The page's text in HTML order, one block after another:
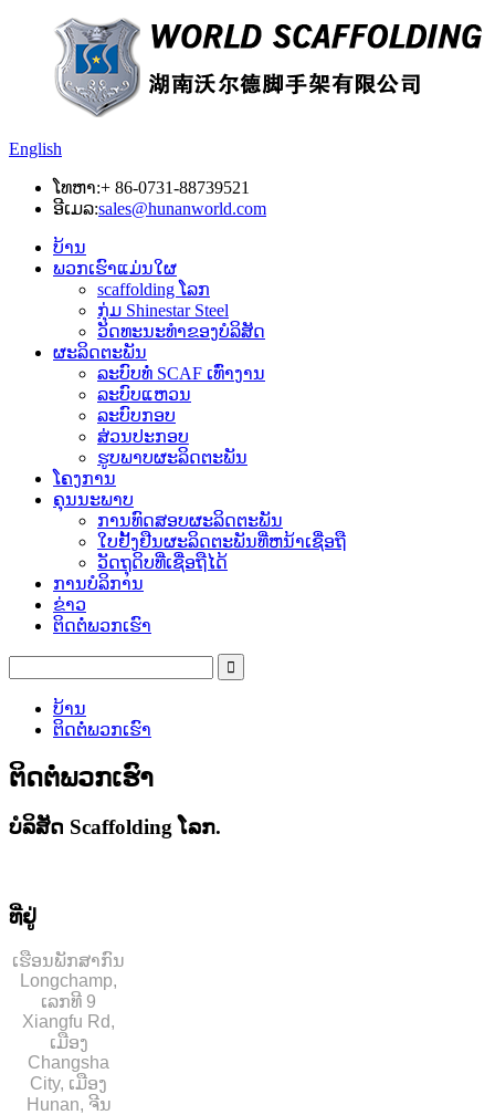
English
ໂທຫາ:+ 86-0731-88739521
ອີເມລ:sales@hunanworld.com
ບ້ານ
ພວກເຮົາແມ່ນໃຜ
scaffolding ໂລກ
ກຸ່ມ Shinestar Steel
ວັດທະນະທໍາຂອງບໍລິສັດ
ຜະລິດຕະພັນ
ລະບົບທໍ່ SCAF ເທົ່າງານ
ລະບົບແຫວນ
ລະບົບກອບ
ສ່ວນປະກອບ
ຮູບພາບຜະລິດຕະພັນ
ໂຄງການ
ຄຸນນະພາບ
ການທົດສອບຜະລິດຕະພັນ
ໃບຢັ້ງຢືນຜະລິດຕະພັນທີ່ຫນ້າເຊື່ອຖື
ວັດຖຸດິບທີ່ເຊື່ອຖືໄດ້
ການບໍລິການ
ຂ່າວ
ຕິດຕໍ່ພວກເຮົາ
ບ້ານ
ຕິດຕໍ່ພວກເຮົາ
ຕິດຕໍ່ພວກເຮົາ
ບໍລິສັດ Scaffolding ໂລກ.
ທີ່ຢູ່
ເຮືອນພັກສາກົນ
Longchamp,
ເລກທີ 9
Xiangfu Rd,
ເມືອງ
Changsha
City, ເມືອງ
Hunan, ຈີນ